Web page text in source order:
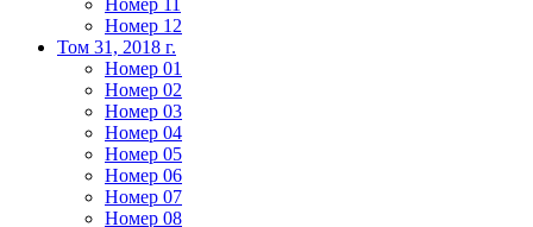
Номер 11
Номер 12
Том 31, 2018 г.
Номер 01
Номер 02
Номер 03
Номер 04
Номер 05
Номер 06
Номер 07
Номер 08